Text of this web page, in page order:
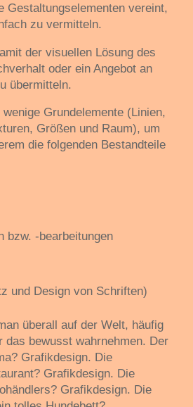
Gestaltungselementen vereint,
zu vermitteln.
der visuellen Lösung des
oder ein Angebot an
übermitteln.
Grundelemente (Linien,
Größen und Raum), um
die folgenden Bestandteile
bzw. -bearbeitungen
und Design von Schriften)
überall auf der Welt, häufig
das bewusst wahrnehmen. Der
Grafikdesign. Die
Grafikdesign. Die
Grafikdesign. Die